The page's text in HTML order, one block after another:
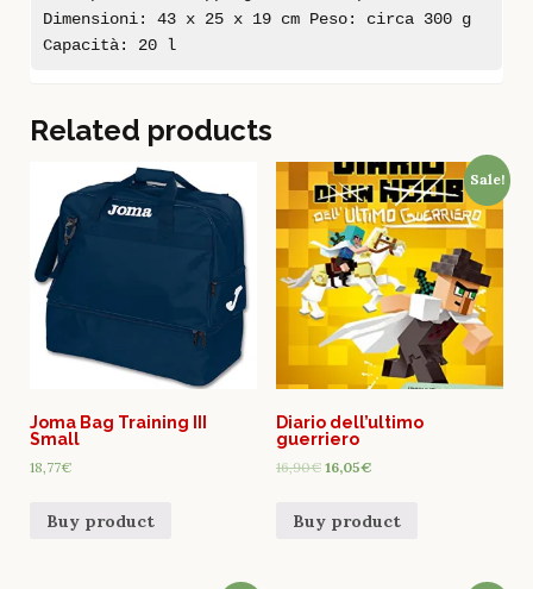
Dimensioni: 43 x 25 x 19 cm Peso: circa 300 g
Capacità: 20 l
Related products
Joma Bag Training III
Small
18,77€
Buy product
Sale!
Diario dell’ultimo
guerriero
16,90€ 16,05€
Buy product